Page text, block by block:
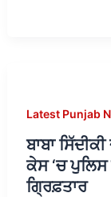
Latest Punjab
ਬਾਬਾ
ਕੇਸ ‘ਚ
ਗ੍ਰਿਫ਼ਤਾਰ